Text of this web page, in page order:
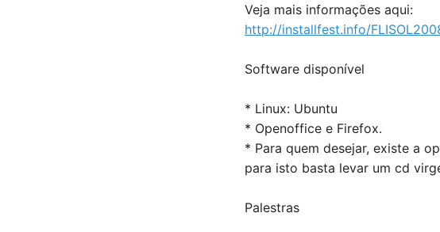
Veja mais informações aqui:
http://installfest.info/
Software disponível
* Linux: Ubuntu
* Openoffice e Firefox.
* Para quem desejar, existe a
para isto basta levar um cd
Palestras